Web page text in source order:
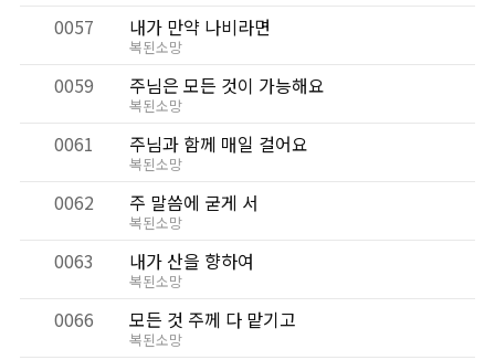
0057 내가 만약 나비라면
복된소망
0059 주님은 모든 것이 가능해요
복된소망
0061 주님과 함께 매일 걸어요
복된소망
0062 주 말씀에 굳게 서
복된소망
0063 내가 산을 향하여
복된소망
0066 모든 것 주께 다 맡기고
복된소망